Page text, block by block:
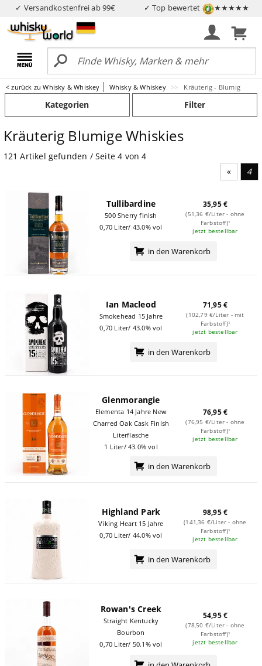
✓ Versandkostenfrei ab 99€ ✓ Top bewertet ★★★★★
< zurück zu Whisky & Whiskey Whisky & Whiskey Kräuterig - Blumig
Kategorien Filter
Kräuterig Blumige Whiskies
121 Artikel gefunden / Seite 4 von 4
4
Tullibardine
500 Sherry finish
0,70 Liter/ 43.0% vol
35,95 €
(51,36 €/Liter - ohne
Farbstoff)¹
jetzt bestellbar
in den Warenkorb
Ian Macleod
Smokehead 15 Jahre
0,70 Liter/ 43.0% vol
71,95 €
(102,79 €/Liter - mit
Farbstoff)¹
jetzt bestellbar
in den Warenkorb
Glenmorangie
Elementa 14 Jahre New
Charred Oak Cask Finish
Literflasche
1 Liter/ 43.0% vol
76,95 €
(76,95 €/Liter - ohne
Farbstoff)¹
jetzt bestellbar
in den Warenkorb
Highland Park
Viking Heart 15 Jahre
0,70 Liter/ 44.0% vol
98,95 €
(141,36 €/Liter - ohne
Farbstoff)¹
jetzt bestellbar
in den Warenkorb
Rowan's Creek
Straight Kentucky
Bourbon
0,70 Liter/ 50.1% vol
54,95 €
(78,50 €/Liter - ohne
Farbstoff)¹
jetzt bestellbar